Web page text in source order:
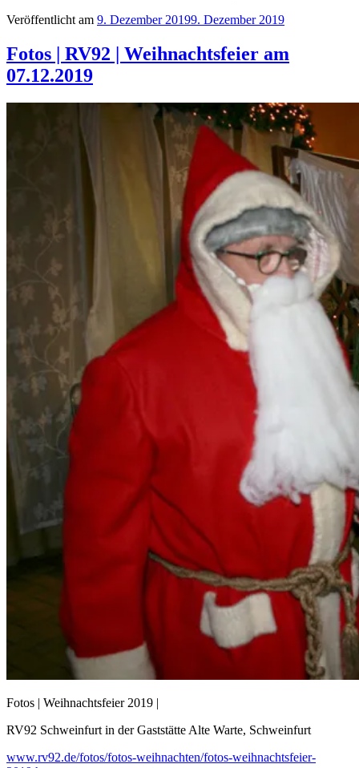
Veröffentlicht am 9. Dezember 20199. Dezember 2019
Fotos | RV92 | Weihnachtsfeier am
07.12.2019
Fotos | Weihnachtsfeier 2019 |
RV92 Schweinfurt in der Gaststätte Alte Warte, Schweinfurt
www.rv92.de/fotos/fotos-weihnachten/fotos-weihnachtsfeier-